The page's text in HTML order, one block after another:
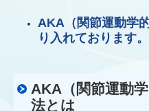
AKA（関節運動学
り入れております。
AKA（関節運動
法とは